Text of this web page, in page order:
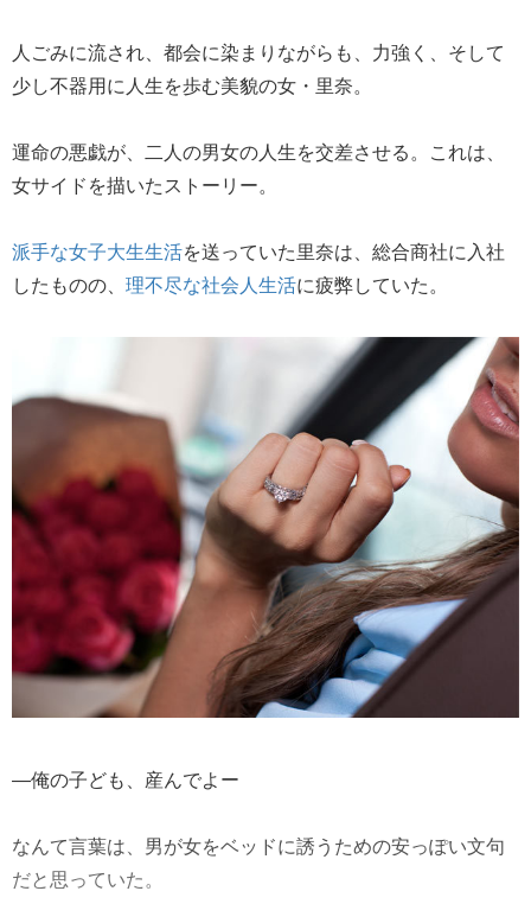
人ごみに流され、都会に染まりながらも、力強く、そして
少し不器用に人生を歩む美貌の女・里奈。
運命の悪戯が、二人の男女の人生を交差させる。これは、
女サイドを描いたストーリー。
派手な女子大生生活を送っていた里奈は、総合商社に入社
したものの、 理不尽な社会人生活に疲弊していた。
―俺の子ども、産んでよー
なんて言葉は、男が女をベッドに誘うための安っぽい文句
だと思っていた。